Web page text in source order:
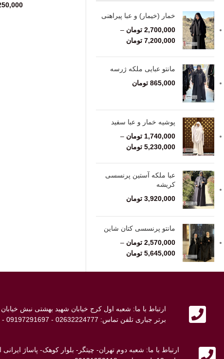
خمار (خیمار) و عبا پیراهنی
2,700,000 تومان –
7,200,000 تومان
مانتو عبایی ملکه ژرسه
865,000 تومان
پوشیه خمار و عبا سفید
1,740,000 تومان –
5,230,000 تومان
عبا ملکه آستین پرنسسی
کریشه
3,920,000 تومان
مانتو پرنسسی کتان شاین
2,570,000 تومان –
5,645,000 تومان
ارتباط با ما: شعبه اول کرج خیابان شهید بهشتی نبش
برتر جباری تلفن تماس: 02632224777 - 09197291697 - 09107692698
ارتباط با ما: شعبه دوم تهران- چیتگر- بلوار کوهک- پاساژ